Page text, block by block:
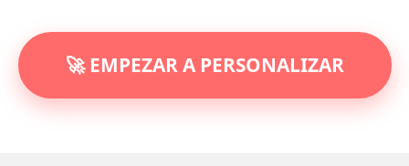
🚀 EMPEZAR A PERSONALIZAR